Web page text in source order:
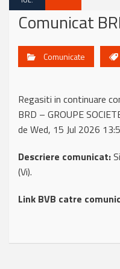
Comunicat
Comunicate
Regasiti in continuare
BRD – GROUPE
de Wed, 15 Jul 2026
Descriere comunicat:
(Vi).
Link BVB catre